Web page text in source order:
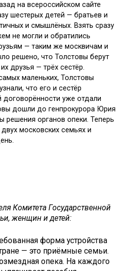
на всероссийском сайте
шестерых детей — братьев и
и смышлёных. Взять сразу
не могли и обратились
— таким же москвичам и
решено, что Толстовы берут
друзья — трёх сестёр.
маленьких, Толстовы
что его и сестёр
договорённости уже отдали
дошли до генпрокурора Юрия
решения органов опеки. Теперь
московских семьях и
Комитета Государственной
женщин и детей:
форма устройства
— это приёмные семьи.
опека. На каждого